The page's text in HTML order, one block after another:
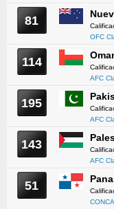
81
OFC
114
AFC
195
AFC
143
AFC
51